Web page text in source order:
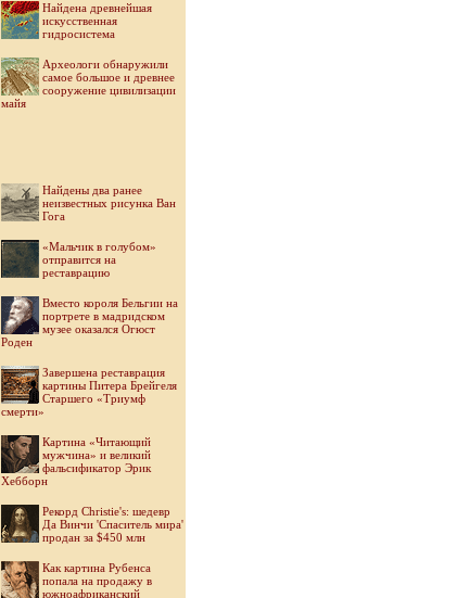
Найдена древнейшая
искусственная
гидросистема
Археологи обнаружили
самое большое и древнее
сооружение цивилизации
майя
Найдены два ранее
неизвестных рисунка Ван
Гога
«Мальчик в голубом»
отправится на
реставрацию
Вместо короля Бельгии на
портрете в мадридском
музее оказался Огюст
Роден
Завершена реставрация
картины Питера Брейгеля
Старшего «Триумф
смерти»
Картина «Читающий
мужчина» и великий
фальсификатор Эрик
Хебборн
Рекорд Christie's: шедевр
Да Винчи 'Спаситель мира'
продан за $450 млн
Как картина Рубенса
попала на продажу в
южноафриканский